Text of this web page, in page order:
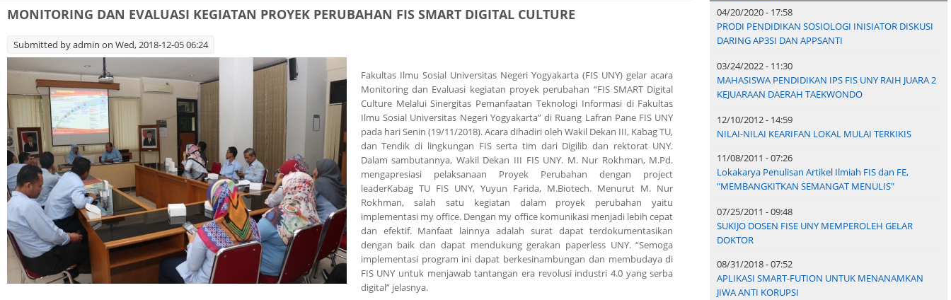
MONITORING DAN EVALUASI KEGIATAN PROYEK PERUBAHAN FIS SMART DIGITAL CULTURE
Submitted byadmin on Wed, 2018-12-05 06:24
Fakultas Ilmu Sosial Universitas Negeri Yogyakarta (FIS UNY) gelar acara
Monitoring dan Evaluasi kegiatan proyek perubahan “FIS SMART Digital
Culture Melalui Sinergitas Pemanfaatan Teknologi Informasi di Fakultas
Ilmu Sosial Universitas Negeri Yogyakarta” di Ruang Lafran Pane FIS UNY
pada hari Senin (19/11/2018). Acara dihadiri oleh Wakil Dekan III, Kabag TU,
dan Tendik di lingkungan FIS serta tim dari Digilib dan rektorat UNY.
Dalam sambutannya, Wakil Dekan III FIS UNY. M. Nur Rokhman, M.Pd.
mengapresiasi pelaksanaan Proyek Perubahan dengan project
leaderKabag TU FIS UNY, Yuyun Farida, M.Biotech. Menurut M. Nur
Rokhman, salah satu kegiatan dalam proyek perubahan yaitu
implementasi my office. Dengan my office komunikasi menjadi lebih cepat
dan efektif. Manfaat lainnya adalah surat dapat terdokumentasikan
dengan baik dan dapat mendukung gerakan paperless UNY. “Semoga
implementasi program ini dapat berkesinambungan dan membudaya di
FIS UNY untuk menjawab tantangan era revolusi industri 4.0 yang serba
digital” jelasnya.
04/20/2020 - 17:58
PRODI PENDIDIKAN SOSIOLOGI INISIATOR DISKUSI
DARING AP3SI DAN APPSANTI
03/24/2022 - 11:30
MAHASISWA PENDIDIKAN IPS FIS UNY RAIH JUARA 2
KEJUARAAN DAERAH TAEKWONDO
12/10/2012 - 14:59
NILAI-NILAI KEARIFAN LOKAL MULAI TERKIKIS
11/08/2011 - 07:26
Lokakarya Penulisan Artikel Ilmiah FIS dan FE,
"MEMBANGKITKAN SEMANGAT MENULIS"
07/25/2011 - 09:48
SUKIJO DOSEN FISE UNY MEMPEROLEH GELAR
DOKTOR
08/31/2018 - 07:52
APLIKASI SMART-FUTION UNTUK MENANAMKAN
JIWA ANTI KORUPSI